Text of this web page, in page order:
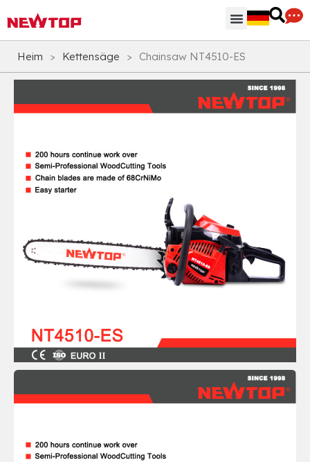
Heim > Kettensäge > Chainsaw NT4510-ES